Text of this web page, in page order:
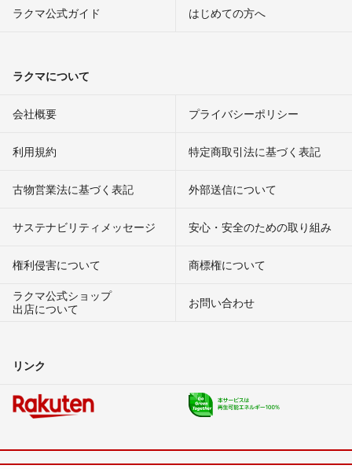
ラクマ公式ガイド はじめての方へ
ラクマについて
会社概要 プライバシーポリシー
利用規約 特定商取引法に基づく表記
古物営業法に基づく表記 外部送信について
サステナビリティメッセージ 安心・安全のための取り組み
権利侵害について
商標権について
ラクマ公式ショップ
出店について
お問い合わせ
リンク